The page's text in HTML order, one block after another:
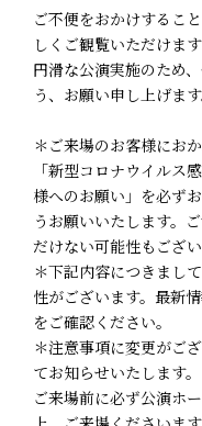
ご不便をおかけするこ
しくご観覧いただけま
円滑な公演実施のため
う、お願い申し上げます
＊ご来場のお客様にお
「新型コロナウイルス
様へのお願い」を必ず
うお願いいたします。
だけない可能性もござ
＊下記内容につきまし
性がございます。最新
をご確認ください。
＊注意事項に変更がご
てお知らせいたします。
ご来場前に必ず公演ホ